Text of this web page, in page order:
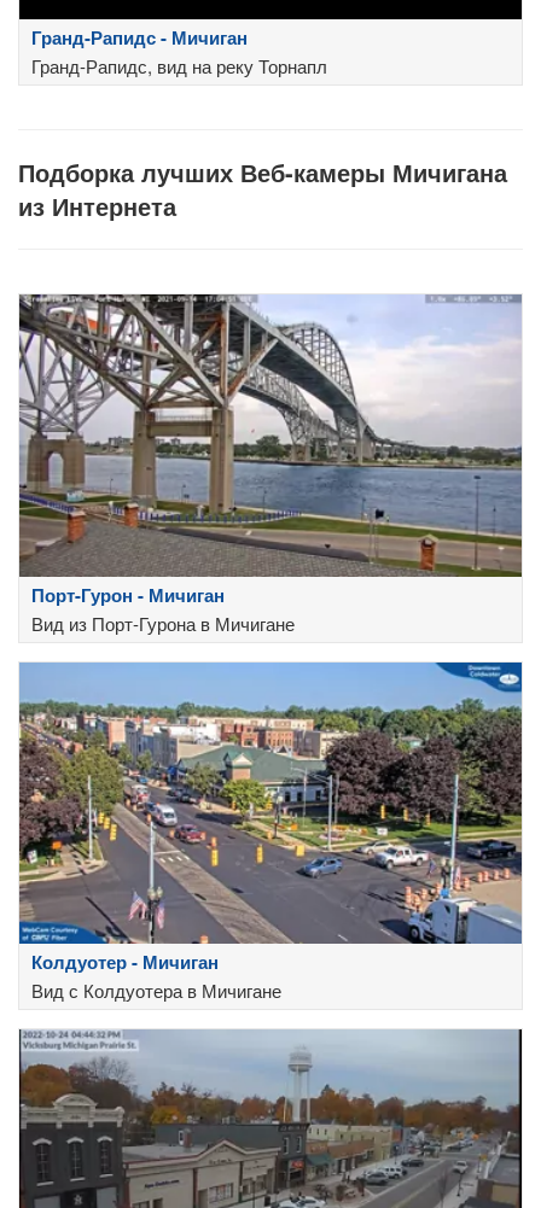
Гранд-Рапидс - Мичиган
Гранд-Рапидс, вид на реку Торнапл
Подборка лучших Веб-камеры Мичигана
из Интернета
Порт-Гурон - Мичиган
Вид из Порт-Гурона в Мичигане
Колдуотер - Мичиган
Вид с Колдуотера в Мичигане